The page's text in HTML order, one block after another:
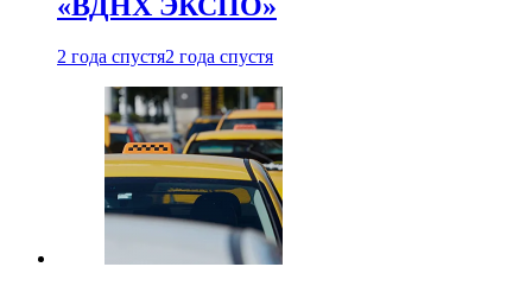
2 года спустя2 года спустя